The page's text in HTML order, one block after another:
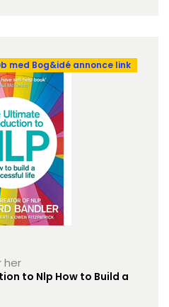
med Bog&idé annonce link
her
to Nlp How to Build a